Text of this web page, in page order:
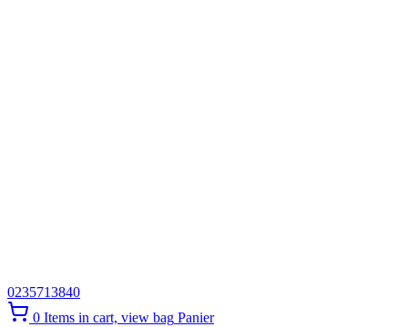
0235713840
0 Items in cart, view bag Panier